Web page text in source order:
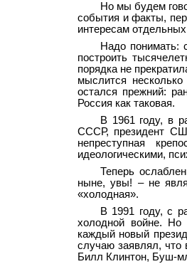
Но мы будем
события и факты,
интересам
Надо понимать:
построить
порядка не
мыслится
остался прежний:
Россия как таковая.
В 1961 году, в
СССР, президент
непреступная
идеологическими,
Теперь
ныне, увы! – не
«холодная».
В 1991 году, с
холодной войне. Но
каждый новый
случаю заявлял, что
Билл Клинтон, Буш-